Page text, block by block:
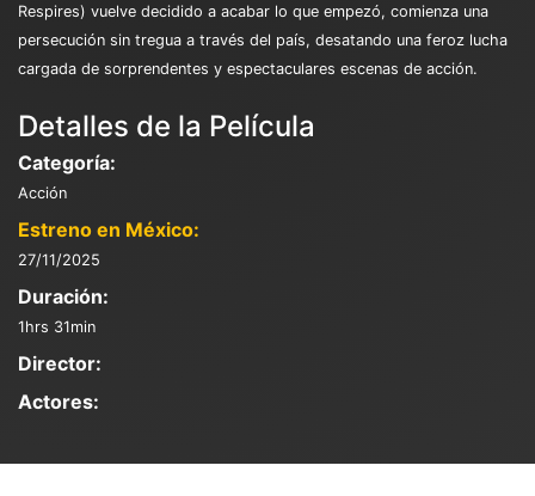
Respires) vuelve decidido a acabar lo que empezó, comienza una
persecución sin tregua a través del país, desatando una feroz lucha
cargada de sorprendentes y espectaculares escenas de acción.
Detalles de la Película
Categoría:
Acción
Estreno en México:
27/11/2025
Duración:
1hrs 31min
Director:
Actores: